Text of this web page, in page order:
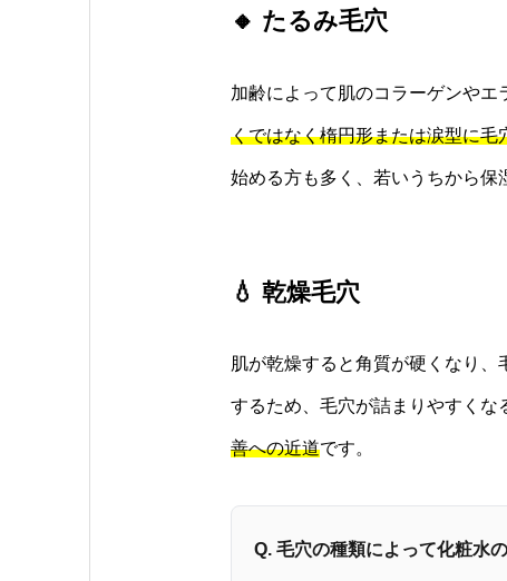
🔸 たるみ毛穴
加齢によって肌のコラーゲンやエ
くではなく楕円形または涙型に毛
始める方も多く、若いうちから保
💧 乾燥毛穴
肌が乾燥すると角質が硬くなり
するため、毛穴が詰まりやすくな
善への近道です。
Q. 毛穴の種類によって化粧水